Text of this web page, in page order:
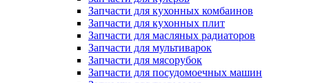
Запчасти для мясорубок
Запчасти для посудомоечных машин
Запчасти для пылесосов
Запчасти для микроволновок (СВЧ)
Запчасти для стиральных машин
Запчасти для хлебопечек
Запчасти для холодильников